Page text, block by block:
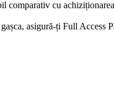
comparativ cu
asigură-ți Full Access